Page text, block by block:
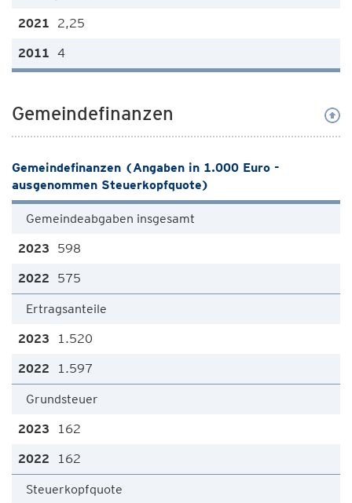
2,25
4
Gemeindefinanzen
Gemeindefinanzen (Angaben in 1.000 Euro -
ausgenommen Steuerkopfquote)
Gemeindeabgaben insgesamt
598
575
Ertragsanteile
1.520
1.597
Grundsteuer
162
162
Steuerkopfquote